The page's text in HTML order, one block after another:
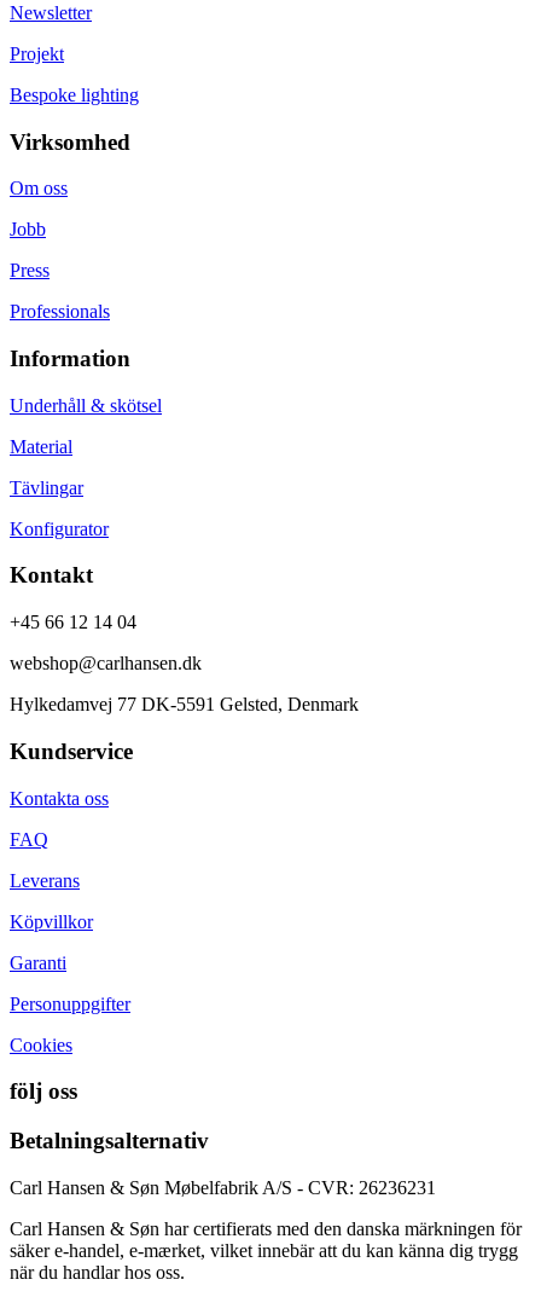
Newsletter
Projekt
Bespoke lighting
Virksomhed
Om oss
Jobb
Press
Professionals
Information
Underhåll & skötsel
Material
Tävlingar
Konfigurator
Kontakt
+45 66 12 14 04
webshop@carlhansen.dk
Hylkedamvej 77 DK-5591 Gelsted, Denmark
Kundservice
Kontakta oss
FAQ
Leverans
Köpvillkor
Garanti
Personuppgifter
Cookies
följ oss
Betalningsalternativ
Carl Hansen & Søn Møbelfabrik A/S - CVR: 26236231
Carl Hansen & Søn har certifierats med den danska märkningen för
säker e-handel, e-mærket, vilket innebär att du kan känna dig trygg
när du handlar hos oss.